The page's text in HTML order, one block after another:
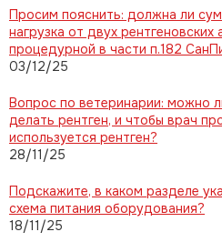
Просим пояснить: должна ли
нагрузка от двух
процедурной в части п.182
03/12/25
Вопрос по ветеринарии: можно
делать рентген, и чтобы врач
используется рентген?
28/11/25
Подскажите, в каком разделе
схема питания оборудования?
18/11/25